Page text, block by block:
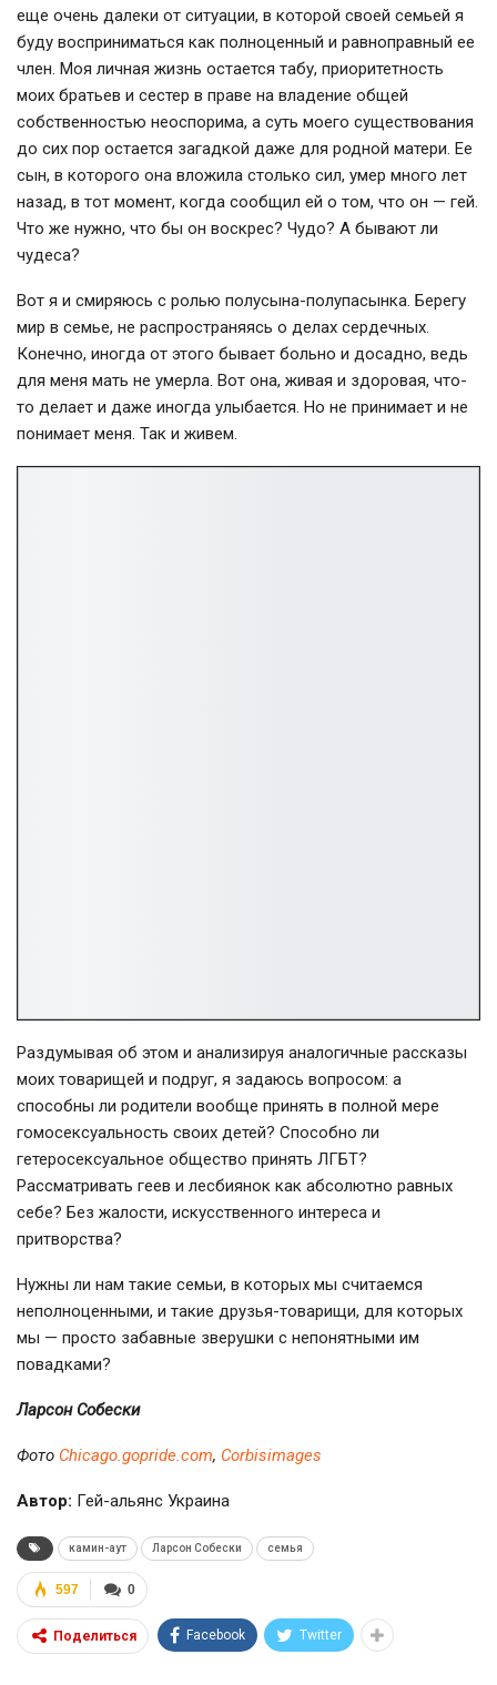
еще очень далеки от ситуации, в которой своей семьей я
буду восприниматься как полноценный и равноправный ее
член. Моя личная жизнь остается табу, приоритетность
моих братьев и сестер в праве на владение общей
собственностью неоспорима, а суть моего существования
до сих пор остается загадкой даже для родной матери. Ее
сын, в которого она вложила столько сил, умер много лет
назад, в тот момент, когда сообщил ей о том, что он — гей.
Что же нужно, что бы он воскрес? Чудо? А бывают ли
чудеса?
Вот я и смиряюсь с ролью полусына-полупасынка. Берегу
мир в семье, не распространяясь о делах сердечных.
Конечно, иногда от этого бывает больно и досадно, ведь
для меня мать не умерла. Вот она, живая и здоровая, что-
то делает и даже иногда улыбается. Но не принимает и не
понимает меня. Так и живем.
Раздумывая об этом и анализируя аналогичные рассказы
моих товарищей и подруг, я задаюсь вопросом: а
способны ли родители вообще принять в полной мере
гомосексуальность своих детей? Способно ли
гетеросексуальное общество принять ЛГБТ?
Рассматривать геев и лесбиянок как абсолютно равных
себе? Без жалости, искусственного интереса и
притворства?
Нужны ли нам такие семьи, в которых мы считаемся
неполноценными, и такие друзья-товарищи, для которых
мы — просто забавные зверушки с непонятными им
повадками?
Ларсон Собески
Фото Сhicago.gopride.com, Сorbisimages
Автор: Гей-альянс Украина
камин-аут Ларсон Собески семья
0
597
Поделиться Facebook Twitter